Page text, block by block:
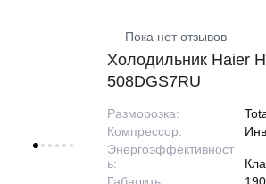
Пока нет отзывов
Холодильник Haier
508DGS7RU
Разморозка:
Компрессор:
Энергоэффективност
ь: